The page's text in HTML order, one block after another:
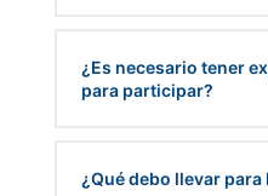
¿Es necesario tener
para participar?
¿Qué debo llevar